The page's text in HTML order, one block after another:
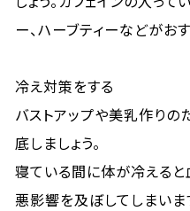
ー、ハーブティーなどがお
冷え対策をする
バストアップや美乳作りの
底しましょう。
寝ている間に体が冷えると
悪影響を及ぼしてしまいま